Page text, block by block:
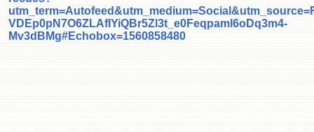
VDEp0pN7O6ZLAfIYiQBr5Zl3t_e0Feqpaml6oDq3m4-
Mv3dBMg#Echobox=1560858480